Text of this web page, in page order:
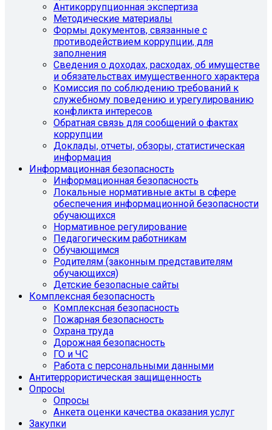
Антикоррупционная экспертиза
Методические материалы
Формы документов, связанные с
противодействием коррупции, для
заполнения
Сведения о доходах, расходах, об имуществе
и обязательствах имущественного характера
Комиссия по соблюдению требований к
служебному поведению и урегулированию
конфликта интересов
Обратная связь для сообщений о фактах
коррупции
Доклады, отчеты, обзоры, статистическая
информация
Информационная безопасность
Информационная безопасность
Локальные нормативные акты в сфере
обеспечения информационной безопасности
обучающихся
Нормативное регулирование
Педагогическим работникам
Обучающимся
Родителям (законным представителям
обучающихся)
Детские безопасные сайты
Комплексная безопасность
Комплексная безопасность
Пожарная безопасность
Охрана труда
Дорожная безопасность
ГО и ЧС
Работа с персональными данными
Антитеррористическая защищенность
Опросы
Опросы
Анкета оценки качества оказания услуг
Закупки